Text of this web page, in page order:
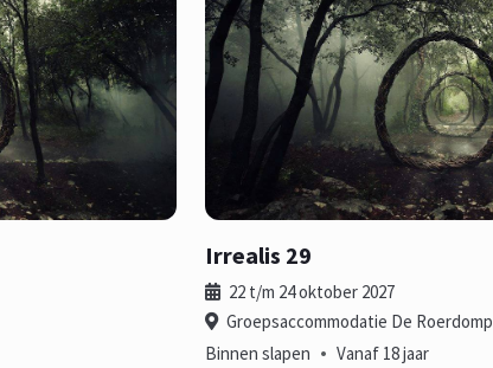
Irrealis 29
22 t/m 24 oktober 2027
Groepsaccommodatie De Roerdomp
Binnen slapen • Vanaf 18 jaar